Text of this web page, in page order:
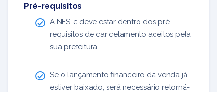
Pré-requisitos
A NFS-e deve estar dentro dos pré-
requisitos de cancelamento aceitos pela
sua prefeitura.
Se o lançamento financeiro da venda já
estiver baixado, será necessário retorná-